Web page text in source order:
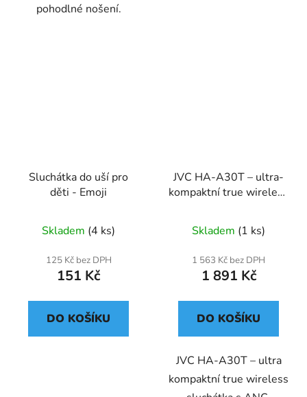
pohodlné nošení.
Sluchátka do uší pro
děti - Emoji
Skladem (4 ks)
125 Kč bez DPH
151 Kč
DO KOŠÍKU
JVC HA-A30T – ultra-
kompaktní true wireless
Noise Cancelling)
Skladem (1 ks)
1 563 Kč bez DPH
1 891 Kč
DO KOŠÍKU
JVC HA‑A30T – ultra
kompaktní true wireless